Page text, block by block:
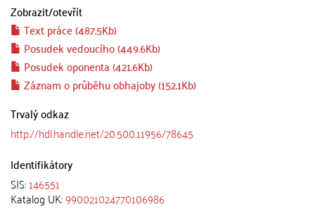
Zobrazit/otevřít
Text práce (487.5Kb)
Posudek vedoucího (449.6Kb)
Posudek oponenta (421.6Kb)
Záznam o průběhu obhajoby (152.1Kb)
Trvalý odkaz
http://hdl.handle.net/20.500.11956/78645
Identifikátory
SIS:146551
Katalog UK:990021024770106986